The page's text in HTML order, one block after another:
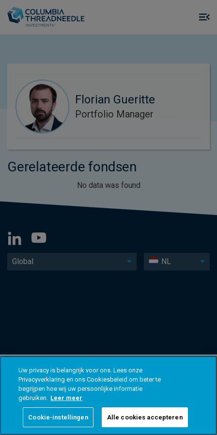
Florian Gueritte
Portfolio Manager
Gerelateerde fondsen
No data was found
Global NL
Uw privacy is belangrijk voor ons. Lees onze
Privacyverklaring en ons Cookiesbeleid om beter te
begrijpen hoe wij uw persoonlijke informatie
gebruiken. Leer meer
Cookie-instellingen Alle cookies accepteren